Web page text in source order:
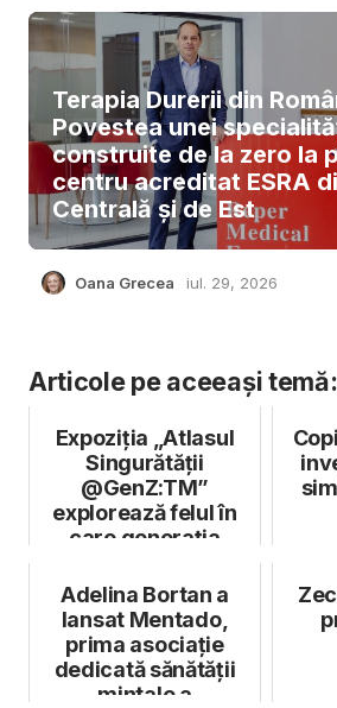
Terapia Durerii din
Povestea unei
construite de la zero la
centru acreditat ESRA
Centrală și de Est
Oana Grecea iul. 29, 2026
Articole pe aceeași temă:
Expoziția „Atlasul
Singurătății
@GenZ:TM”
explorează felul în
care generația
singură...
Adelina Bortan a
lansat Mentado,
prima asociație
dedicată sănătății
mintale a